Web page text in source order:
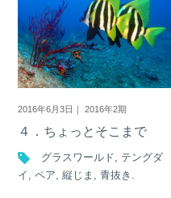
2016年6月3日｜ 2016年2期
４．ちょっとそこまで
グラスワールド
テングダ
イ
,ペア ,縦じま ,青抜き